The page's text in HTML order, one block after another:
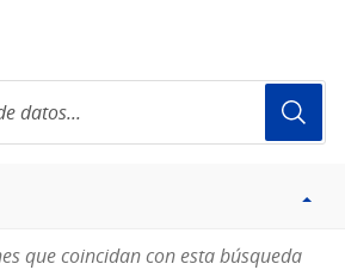
que coincidan con esta búsqueda